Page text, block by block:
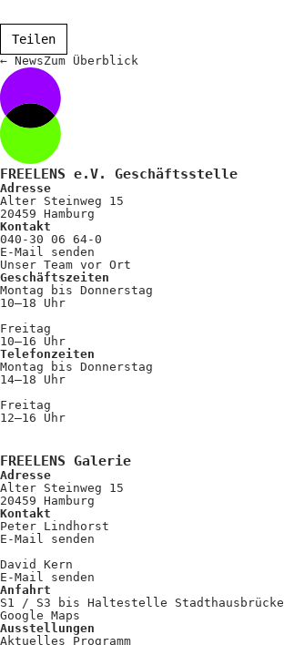
Teilen
← NewsZum Überblick
FREELENS e.V. Geschäftsstelle
Adresse
Alter Steinweg 15
20459 Hamburg
Kontakt
040-30 06 64-0
E-Mail senden
Unser Team vor Ort
Geschäftszeiten
Montag bis Donnerstag
10–18 Uhr
Freitag
10–16 Uhr
Telefonzeiten
Montag bis Donnerstag
14–18 Uhr
Freitag
12–16 Uhr
FREELENS Galerie
Adresse
Alter Steinweg 15
20459 Hamburg
Kontakt
Peter Lindhorst
E-Mail senden
David Kern
E-Mail senden
Anfahrt
S1 / S3 bis Haltestelle Stadthausbrücke
Google Maps
Ausstellungen
Aktuelles Programm